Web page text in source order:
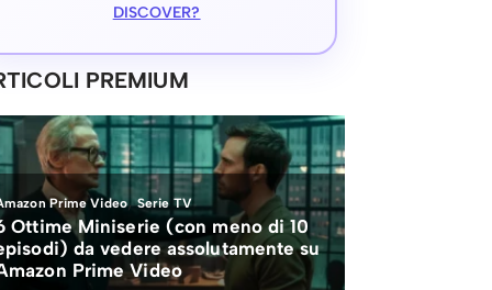
DISCOVER?
PREMIUM